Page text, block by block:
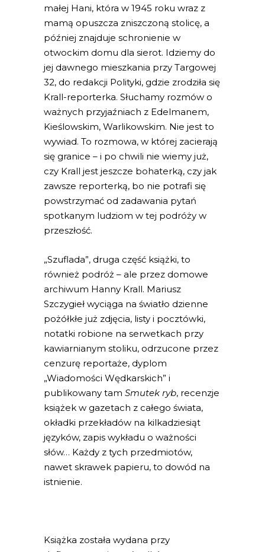
małej Hani, która w 1945 roku wraz z
mamą opuszcza zniszczoną stolicę, a
później znajduje schronienie w
otwockim domu dla sierot. Idziemy do
jej dawnego mieszkania przy Targowej
32, do redakcji Polityki, gdzie zrodziła się
Krall-reporterka. Słuchamy rozmów o
ważnych przyjaźniach z Edelmanem,
Kieślowskim, Warlikowskim. Nie jest to
wywiad. To rozmowa, w której zacierają
się granice – i po chwili nie wiemy już,
czy Krall jest jeszcze bohaterką, czy jak
zawsze reporterką, bo nie potrafi się
powstrzymać od zadawania pytań
spotkanym ludziom w tej podróży w
przeszłość.
„Szuflada”, druga część książki, to
również podróż – ale przez domowe
archiwum Hanny Krall. Mariusz
Szczygieł wyciąga na światło dzienne
pożółkłe już zdjęcia, listy i pocztówki,
notatki robione na serwetkach przy
kawiarnianym stoliku, odrzucone przez
cenzurę reportaże, dyplom
„Wiadomości Wędkarskich” i
publikowany tam Smutek ryb, recenzje
książek w gazetach z całego świata,
okładki przekładów na kilkadziesiąt
języków, zapis wykładu o ważności
słów… Każdy z tych przedmiotów,
nawet skrawek papieru, to dowód na
istnienie.
Książka została wydana przy